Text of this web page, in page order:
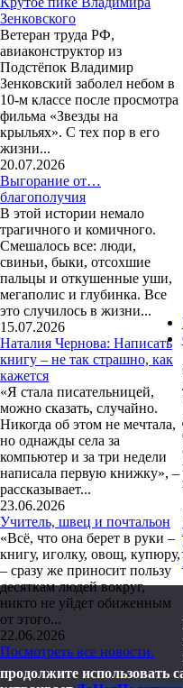
Зенковского
Ветеран труда РФ,
авиаконструктор из
Подстёпок Владимир
Зенковский заболел небом в
10-м классе после просмотра
фильма «Звезды на
крыльях». С тех пор в его
жизни...
20.07.2026
Выгорание от…
благополучия
В этой истории немало
трагичного и комичного.
Смешалось все: люди,
свиньи, быки, отсохшие
пальцы и откушенные уши,
мегаполис и глубинка. Все
это случилось в жизни...
15.07.2026
Наталия Чернова: Написать
книгу – не так страшно, как
кажется
«Я стала писательницей,
можно сказать, случайно.
Никогда об этом не мечтала,
но однажды села за
компьютер и за три недели
написала первую книжку», –
рассказывает...
23.06.2026
Учитель, швец и почтальон
«Всё, что она берет в руки –
книгу, иголку, овощ, купюру,
– сразу же приносит пользу
десяткам людей вокруг,
никто не уйдет обиженным
от этого...
22.06.2026
Посмотреть все новости.
продолжите использовать